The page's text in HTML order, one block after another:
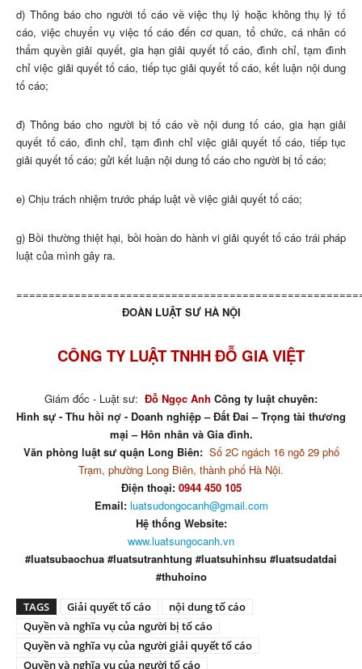
d) Thông báo cho người tố cáo về việc thụ lý hoặc không thụ lý tố
cáo, việc chuyển vụ việc tố cáo đến cơ quan, tổ chức, cá nhân có
thẩm quyền giải quyết, gia hạn giải quyết tố cáo, đình chỉ, tạm đình
chỉ việc giải quyết tố cáo, tiếp tục giải quyết tố cáo, kết luận nội dung
tố cáo;
đ) Thông báo cho người bị tố cáo về nội dung tố cáo, gia hạn giải
quyết tố cáo, đình chỉ, tạm đình chỉ việc giải quyết tố cáo, tiếp tục
giải quyết tố cáo; gửi kết luận nội dung tố cáo cho người bị tố cáo;
e) Chịu trách nhiệm trước pháp luật về việc giải quyết tố cáo;
g) Bồi thường thiệt hại, bồi hoàn do hành vi giải quyết tố cáo trái pháp
luật của mình gây ra.
ĐOÀN LUẬT SƯ HÀ NỘI
CÔNG TY LUẬT TNHH ĐỖ GIA VIỆT
Giám đốc - Luật sư: Đỗ Ngọc Anh Công ty luật chuyên:
Hình sự - Thu hồi nợ - Doanh nghiệp – Đất Đai – Trọng tài thương
mại – Hôn nhân và Gia đình.
Văn phòng luật sư quận Long Biên: Số 2C ngách 16 ngõ 29 phố
Trạm, phường Long Biên, thành phố Hà Nội.
Điện thoại: 0944 450 105
Email: luatsudongocanh@gmail.com
Hệ thống Website:
www.luatsungocanh.vn
#luatsubaochua #luatsutranhtung #luatsuhinhsu #luatsudatdai
#thuhoino
TAGS Giải quyết tố cáo
nội dung tố cáo
Quyền và nghĩa vụ của người bị tố cáo
Quyền và nghĩa vụ của người giải quyết tố cáo
Quyền và nghĩa vụ của người tố cáo